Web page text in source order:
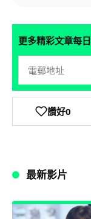
更多精彩文章每
讚好0
最新影片